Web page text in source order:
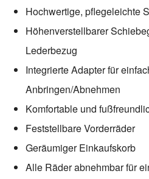
Hochwertige, pflegeleichte
Höhenverstellbarer
Lederbezug
Integrierte Adapter für
Anbringen/Abnehmen
Komfortable und
Feststellbare Vorderräder
Geräumiger Einkaufskorb
Alle Räder abnehmbar für